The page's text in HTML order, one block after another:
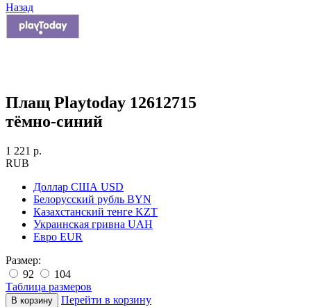
Назад
Плащ Playtoday 12612715
тёмно-синий
1 221 р.
RUB
Доллар США USD
Белорусский рубль BYN
Казахстанский тенге KZT
Украинская гривна UAH
Евро EUR
Размер:
92
104
Таблица размеров
Перейти в корзину